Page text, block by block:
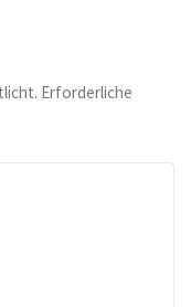
Erforderliche